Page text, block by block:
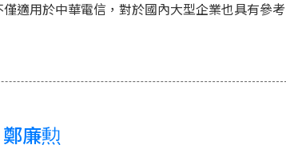
適用於中華電信，對於國內大型企業也具有參考
鄭廉勲